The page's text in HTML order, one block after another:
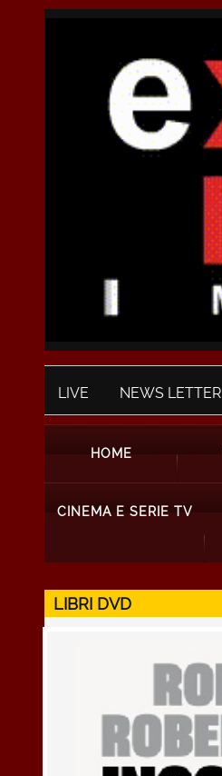
LIVE NEWS LETTER
HOME
CINEMA E SERIE TV
LIBRI DVD